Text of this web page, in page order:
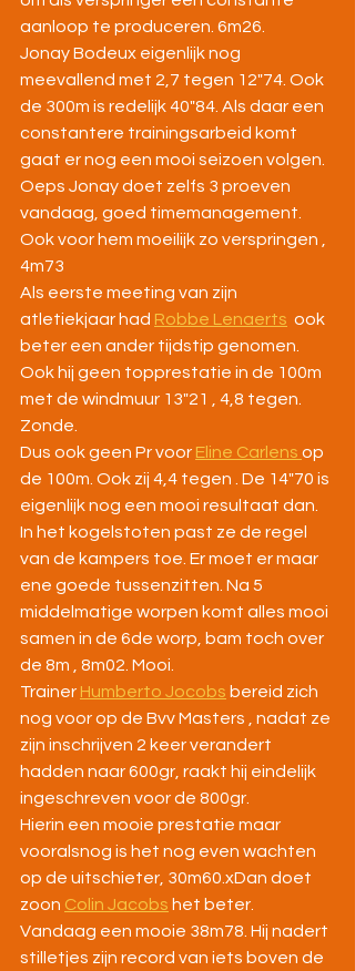
aanloop te produceren. 6m26.
Jonay Bodeux eigenlijk nog
meevallend met 2,7 tegen 12"74. Ook
de 300m is redelijk 40"84. Als daar een
constantere trainingsarbeid komt
gaat er nog een mooi seizoen volgen.
Oeps Jonay doet zelfs 3 proeven
vandaag, goed timemanagement.
Ook voor hem moeilijk zo verspringen ,
4m73
Als eerste meeting van zijn
atletiekjaar had Robbe Lenaerts
  ook
beter een ander tijdstip genomen.
Ook hij geen topprestatie in de 100m
met de windmuur 13"21 , 4,8 tegen.
Zonde.
Dus ook geen Pr voor Eline Carlens op
de 100m. Ook zij 4,4 tegen . De 14"70 is
eigenlijk nog een mooi resultaat dan.
In het kogelstoten past ze de regel
van de kampers toe. Er moet er maar
ene goede tussenzitten. Na 5
middelmatige worpen komt alles mooi
samen in de 6de worp, bam toch over
de 8m , 8m02. Mooi.
Trainer Humberto Jocobs bereid zich
nog voor op de Bvv Masters , nadat ze
zijn inschrijven 2 keer verandert
hadden naar 600gr, raakt hij eindelijk
ingeschreven voor de 800gr.
Hierin een mooie prestatie maar
vooralsnog is het nog even wachten
op de uitschieter, 30m60.xDan doet
zoon Colin Jacobs het beter.
Vandaag een mooie 38m78. Hij nadert
stilletjes zijn record van iets boven de